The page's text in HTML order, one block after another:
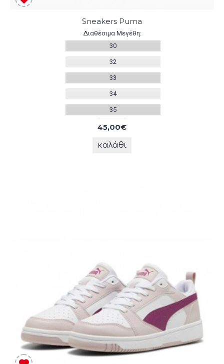
Sneakers Puma
Διαθέσιμα Μεγέθη:
30
32
33
34
35
45,00€
καλάθι